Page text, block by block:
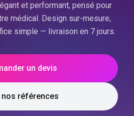
et performant, pensé pour
médical. Design sur-mesure,
simple — livraison en 7 jours.
un devis
nos références